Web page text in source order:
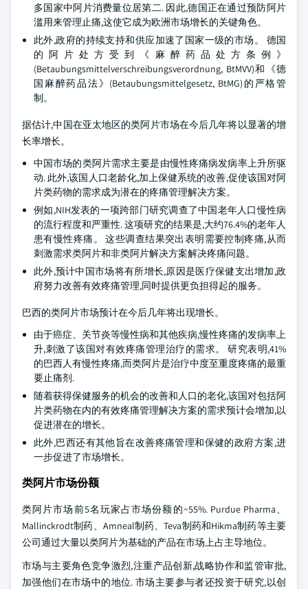
多国家中阿片消费量位居第二. 因此,德国正在通过预防阿片
滥用来管理止痛,这使它成为欧洲市场增长的关键角色。
此外,政府的持续支持和供应加速了国家一级的市场。 德国
的阿片处方受到《麻醉药品处方条例》
(Betaubungsmittelverschreibungsverordnung, BtMVV)和《德
国麻醉药品法》(Betaubungsmittelgesetz, BtMG)的严格管
制。
据估计,中国在亚太地区的类阿片市场在今后几年将以显著的增
长率增长。
中国市场的类阿片需求主要是由慢性疼痛病发病率上升所驱
动. 此外,该国人口老龄化,加上保健系统的改善,促使该国对阿
片类药物的需求成为潜在的疼痛管理解决方案。
例如,NIH发表的一项跨部门研究调查了中国老年人口慢性病
的流行程度和严重性. 这项研究的结果是,大约76.4%的老年人
患有慢性疼痛。 这些调查结果突出表明需要控制疼痛,从而
刺激需求类阿片和非类阿片解决方案解决疼痛问题。
此外,预计中国市场将有所增长,原因是医疗保健支出增加,政
府努力改善有效疼痛管理,同时提供更负担得起的服务。
巴西的类阿片市场预计在今后几年将出现增长。
由于癌症、关节炎等慢性病和其他疾病,慢性疼痛的发病率上
升,刺激了该国对有效疼痛管理治疗的需求。 研究表明,41%
的巴西人有慢性疼痛,而类阿片是治疗中度至重度疼痛的最重
要止痛剂.
随着获得保健服务的机会的改善和人口的老化,该国对包括阿
片类药物在内的有效疼痛管理解决方案的需求预计会增加,以
促进潜在的增长。
此外,巴西还有其他旨在改善疼痛管理和保健的政府方案,进
一步促进了市场增长。
类阿片市场份额
类阿片市场前5名玩家占市场份额的~55%. Purdue Pharma、
Mallinckrodt制药、Amneal制药、Teva制药和Hikma制药等主要
公司通过大量以类阿片为基础的产品在市场上占主导地位。
市场与主要角色竞争激烈,注重产品创新,战略协作和监管审批,
加强他们在市场中的地位. 市场主要参与者还投资于研究,以创